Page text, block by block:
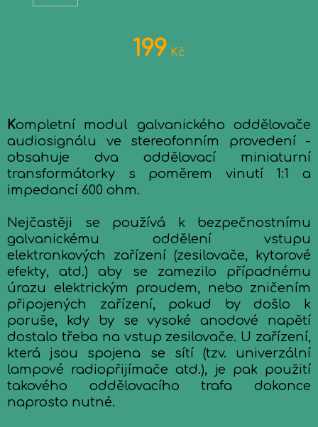
199 Kč
Kompletní modul galvanického oddělovače
audiosignálu ve stereofonním provedení -
obsahuje dva oddělovací miniaturní
transformátorky s poměrem vinutí 1:1 a
impedancí 600 ohm.
Nejčastěji se používá k bezpečnostnímu
galvanickému oddělení vstupu
elektronkových zařízení (zesilovače, kytarové
efekty, atd.) aby se zamezilo případnému
úrazu elektrickým proudem, nebo zničením
připojených zařízení, pokud by došlo k
poruše, kdy by se vysoké anodové napětí
dostalo třeba na vstup zesilovače. U zařízení,
která jsou spojena se sítí (tzv. univerzální
lampové radiopřijímače atd.), je pak použití
takového oddělovacího trafa dokonce
naprosto nutné.